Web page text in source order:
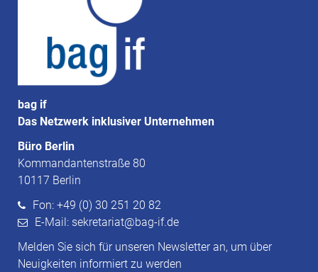
bag if
Das Netzwerk inklusiver Unternehmen
Büro Berlin
Kommandantenstraße 80
10117 Berlin
Fon: +49 (0) 30 251 20 82
E-Mail: sekretariat@bag-if.de
Melden Sie sich für unseren Newsletter an, um über
Neuigkeiten informiert zu werden